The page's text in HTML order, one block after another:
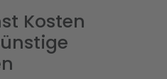
Kosten